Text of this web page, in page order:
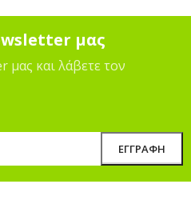
μας
μας και λάβετε τον